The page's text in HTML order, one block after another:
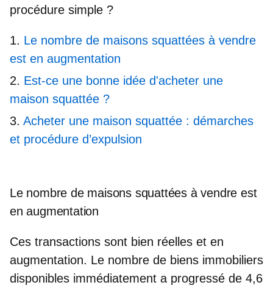
procédure simple ?
Le nombre de maisons squattées à vendre
est en augmentation
Est-ce une bonne idée d'acheter une
maison squattée ?
Acheter une maison squattée : démarches
et procédure d’expulsion
Le nombre de maisons squattées à vendre est
en augmentation
Ces transactions sont bien réelles et en
augmentation. Le nombre de biens immobiliers
disponibles immédiatement a progressé de 4,6